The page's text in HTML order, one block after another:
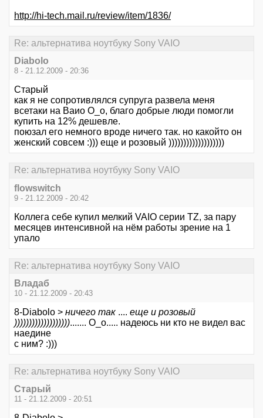
http://hi-tech.mail.ru/review/item/1836/
Re: альтернатива ноутбуку Sony VAIO
Diabolo
8 - 21.12.2009 - 20:36
Старый
как я не сопротивлялся супруга развела меня
всетаки на Ваио О_о, благо добрые люди помогли
купить на 12% дешевле.
поюзал его немного вроде ничего так. но какойто он
женский совсем :))) еще и розовый )))))))))))))))))))
Re: альтернатива ноутбуку Sony VAIO
flowswitch
9 - 21.12.2009 - 20:42
Коллега себе купил мелкий VAIO серии TZ, за пару
месяцев интенсивной на нём работы зрение на 1
упало
Re: альтернатива ноутбуку Sony VAIO
Владаб
10 - 21.12.2009 - 20:43
8-Diabolo > ничего так .... еще и розовый
)))))))))))))))))))....... О_о..... надеюсь ни кто не видел вас
наедине
с ним? :)))
Re: альтернатива ноутбуку Sony VAIO
Старый
11 - 21.12.2009 - 20:51